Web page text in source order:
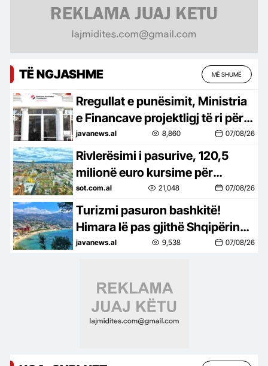
TË NGJASHME MË SHUMË
Rregullat e punësimit, Ministria
e Financave projektligj të ri për
kompanitë: Të bëhen publike
pagat për çdo vend të lirë dhe
kuotat
javanews.al 8,860 07/08/26
Rivlerësimi i pasurive, 120,5
milionë euro kursime për
tatimpaguesit në shtatë muaj
sot.com.al 21,048 07/08/26
Turizmi pasuron bashkitë!
Himara lë pas gjithë Shqipërinë
në të ardhurat për frymë
javanews.al 9,538 07/08/26